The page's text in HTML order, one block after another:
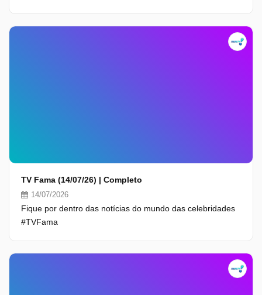
TV Fama (14/07/26) | Completo
14/07/2026
Fique por dentro das notícias do mundo das celebridades
#TVFama